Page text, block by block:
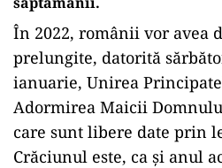
În 2022, românii vor avea
prelungite, datorită
ianuarie, Unirea
Adormirea Maicii
care sunt libere date prin
Crăciunul este, ca și anul